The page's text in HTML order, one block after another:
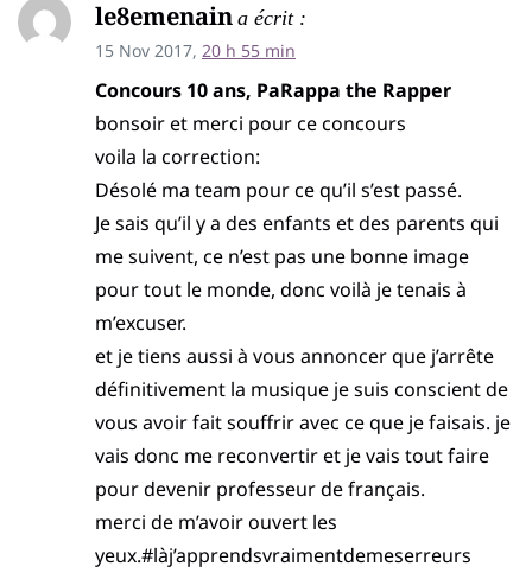
le8emenain a écrit :
15 Nov 2017, 20 h 55 min
Concours 10 ans, PaRappa the Rapper
bonsoir et merci pour ce concours
voila la correction:
Désolé ma team pour ce qu’il s’est passé.
Je sais qu’il y a des enfants et des parents qui
me suivent, ce n’est pas une bonne image
pour tout le monde, donc voilà je tenais à
m’excuser.
et je tiens aussi à vous annoncer que j’arrête
définitivement la musique je suis conscient de
vous avoir fait souffrir avec ce que je faisais. je
vais donc me reconvertir et je vais tout faire
pour devenir professeur de français.
merci de m’avoir ouvert les
yeux.#làj’apprendsvraimentdemeserreurs